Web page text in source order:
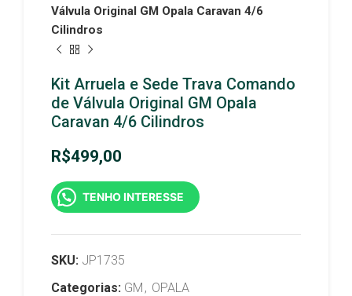
Válvula Original GM Opala Caravan 4/6
Cilindros
Kit Arruela e Sede Trava Comando
de Válvula Original GM Opala
Caravan 4/6 Cilindros
R$499,00
TENHO INTERESSE
SKU: JP1735
Categorias: GM , OPALA